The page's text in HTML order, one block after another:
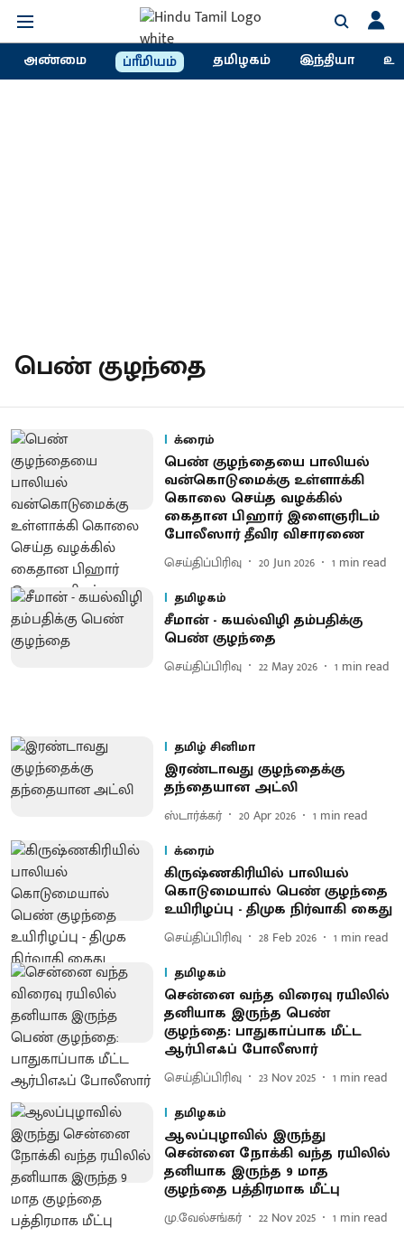
அண்மை ப்ரீமியம் தமிழகம் இந்தியா
பெண் குழந்தை
க்ரைம்
பெண் குழந்தையை பாலியல்
வன்கொடுமைக்கு உள்ளாக்கி
கொலை செய்த வழக்கில்
கைதான பிஹார் இளைஞரிடம்
போலீஸார் தீவிர விசாரணை
செய்திப்பிரிவு 20 Jun 2026 1 min read
தமிழகம்
சீமான் - கயல்விழி தம்பதிக்கு
பெண் குழந்தை
செய்திப்பிரிவு 22 May 2026 1 min read
தமிழ் சினிமா
இரண்டாவது குழந்தைக்கு
தந்தையான அட்லி
ஸ்டார்க்கர் 20 Apr 2026 1 min read
க்ரைம்
கிருஷ்ணகிரியில் பாலியல்
கொடுமையால் பெண் குழந்தை
உயிரிழப்பு - திமுக நிர்வாகி கைது
செய்திப்பிரிவு 28 Feb 2026 1 min read
தமிழகம்
சென்னை வந்த விரைவு ரயிலில்
தனியாக இருந்த பெண்
குழந்தை: பாதுகாப்பாக மீட்ட
ஆர்பிஎஃப் போலீஸார்
செய்திப்பிரிவு 23 Nov 2025 1 min read
தமிழகம்
ஆலப்புழாவில் இருந்து
சென்னை நோக்கி வந்த ரயிலில்
தனியாக இருந்த 9 மாத
குழந்தை பத்திரமாக மீட்பு
மு.வேல்சங்கர் 22 Nov 2025 1 min read